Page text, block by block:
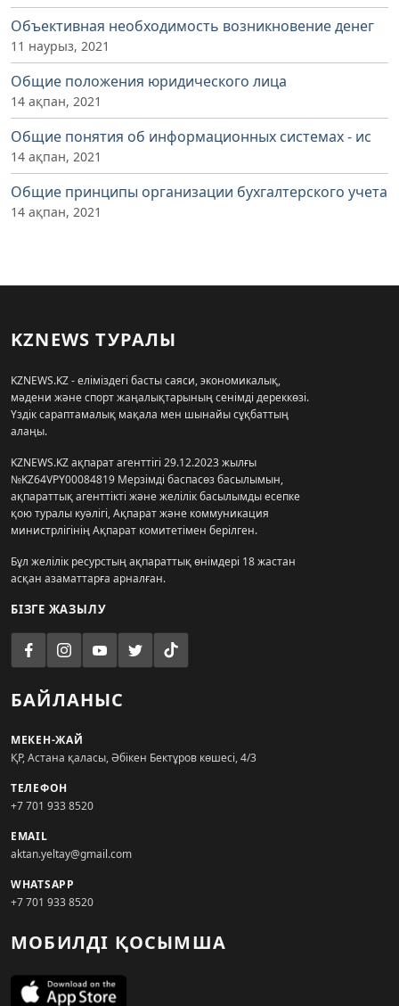
Объективная необходимость возникновение денег
11 наурыз, 2021
Общие положения юридического лица
14 ақпан, 2021
Общие понятия об информационных системах - ис
14 ақпан, 2021
Общие принципы организации бухгалтерского учета
14 ақпан, 2021
KZNEWS ТУРАЛЫ
KZNEWS.KZ - еліміздегі басты саяси, экономикалық,
мәдени және спорт жаңалықтарының сенімді дереккөзі.
Үздік сараптамалық мақала мен шынайы сұқбаттың
алаңы.
KZNEWS.KZ ақпарат агенттігі 29.12.2023 жылғы
№KZ64VPY00084819 Мерзімді баспасөз басылымын,
ақпараттық агенттікті және желілік басылымды есепке
қою туралы куәлігі, Ақпарат және коммуникация
министрлігінің Ақпарат комитетімен берілген.
Бұл желілік ресурстың ақпараттық өнімдері 18 жастан
асқан азаматтарға арналған.
БІЗГЕ ЖАЗЫЛУ
БАЙЛАНЫС
МЕКЕН-ЖАЙ
ҚР, Астана қаласы, Әбікен Бектұров көшесі, 4/3
ТЕЛЕФОН
+7 701 933 8520
EMAIL
aktan.yeltay@gmail.com
WHATSAPP
+7 701 933 8520
МОБИЛДІ ҚОСЫМША